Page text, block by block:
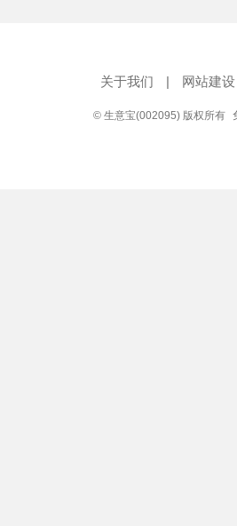
关于我们 | 网站建设
© 生意宝(002095) 版权所有